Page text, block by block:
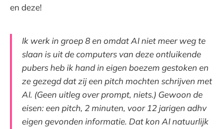
en deze!
Ik werk in groep 8 en omdat AI niet meer weg te
slaan is uit de computers van deze ontluikende
pubers heb ik hand in eigen boezem gestoken en
ze gezegd dat zij een pitch mochten schrijven met
AI. (Geen uitleg over prompt, niets.) Gewoon de
eisen: een pitch, 2 minuten, voor 12 jarigen adhv
eigen gevonden informatie. Dat kon AI natuurlijk